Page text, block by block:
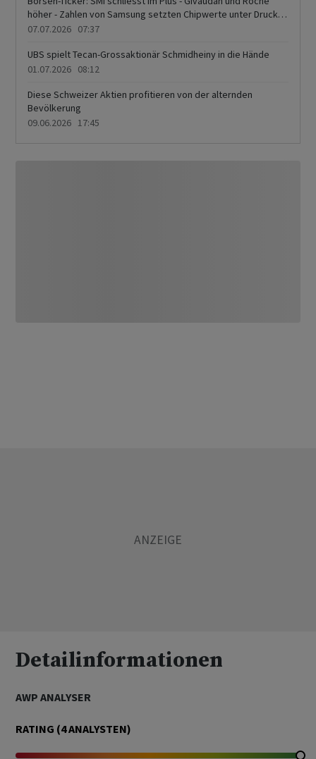
höher - Zahlen von Samsung setzten Chipwerte unter Druck -
Amrize und ABB sacken ab
07.07.2026 07:37
UBS spielt Tecan-Grossaktionär Schmidheiny in die Hände
01.07.2026 08:12
Diese Schweizer Aktien profitieren von der alternden
Bevölkerung
09.06.2026 17:45
Detailinformationen
AWP ANALYSER
RATING (4ANALYSTEN)